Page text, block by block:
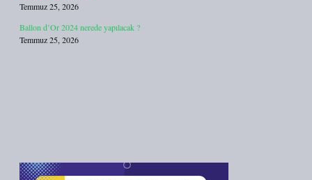
Temmuz 25, 2026
Ballon d’Or 2024 nerede yapılacak ?
Temmuz 25, 2026